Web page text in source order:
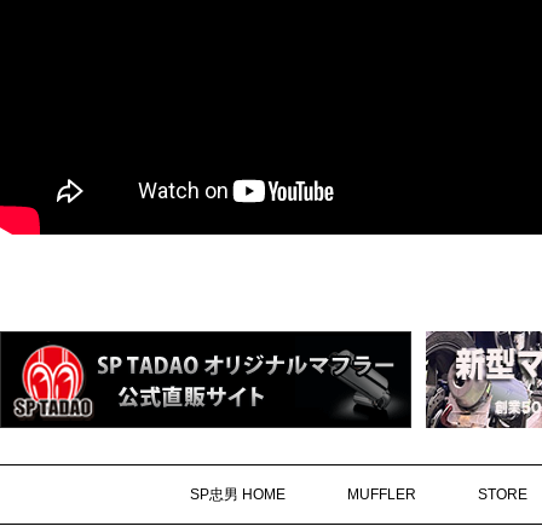
SP忠男 HOME MUFFLER STORE